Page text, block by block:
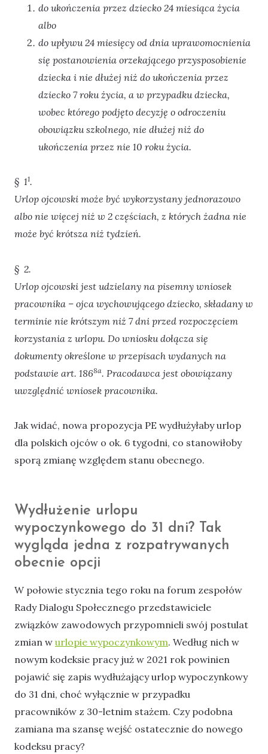
do ukończenia przez dziecko 24 miesiąca życia
albo
do upływu 24 miesięcy od dnia uprawomocnienia
się postanowienia orzekającego przysposobienie
dziecka i nie dłużej niż do ukończenia przez
dziecko 7 roku życia, a w przypadku dziecka,
wobec którego podjęto decyzję o odroczeniu
obowiązku szkolnego, nie dłużej niż do
ukończenia przez nie 10 roku życia.
§ 11.
Urlop ojcowski może być wykorzystany jednorazowo
albo nie więcej niż w 2 częściach, z których żadna nie
może być krótsza niż tydzień.
§ 2.
Urlop ojcowski jest udzielany na pisemny wniosek
pracownika – ojca wychowującego dziecko, składany w
terminie nie krótszym niż 7 dni przed rozpoczęciem
korzystania z urlopu. Do wniosku dołącza się
dokumenty określone w przepisach wydanych na
podstawie art. 1868a. Pracodawca jest obowiązany
uwzględnić wniosek pracownika.
Jak widać, nowa propozycja PE wydłużyłaby urlop
dla polskich ojców o ok. 6 tygodni, co stanowiłoby
sporą zmianę względem stanu obecnego.
Wydłużenie urlopu
wypoczynkowego do 31 dni? Tak
wygląda jedna z rozpatrywanych
obecnie opcji
W połowie stycznia tego roku na forum zespołów
Rady Dialogu Społecznego przedstawiciele
związków zawodowych przypomnieli swój postulat
zmian w urlopie wypoczynkowym. Według nich w
nowym kodeksie pracy już w 2021 rok powinien
pojawić się zapis wydłużający urlop wypoczynkowy
do 31 dni, choć wyłącznie w przypadku
pracowników z 30-letnim stażem. Czy podobna
zamiana ma szansę wejść ostatecznie do nowego
kodeksu pracy?